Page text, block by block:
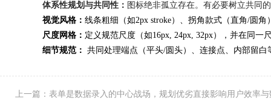
体系性规划与共同性： 图标绝非孤立存在。有必要树立共同
视觉风格： 线条粗细（如2px stroke）、拐角款式（直角/圆
尺度网格： 定义规范尺度（如16px, 24px, 32px），并在同
细节规范： 共同处理端点（平头/圆头）、连接点、内部留
上一篇：表单是数据录入的中心战场，规划优劣直接影响用户效率